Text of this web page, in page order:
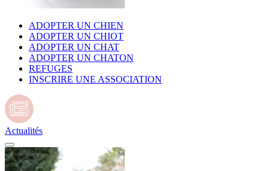
ADOPTER UN CHIEN
ADOPTER UN CHIOT
ADOPTER UN CHAT
ADOPTER UN CHATON
REFUGES
INSCRIRE UNE ASSOCIATION
Actualités